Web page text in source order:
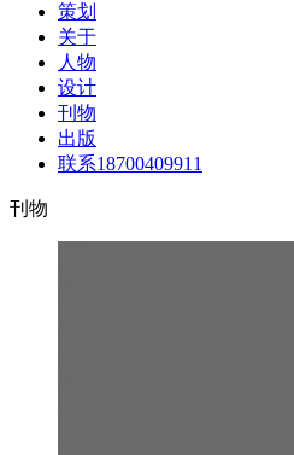
策划
关于
人物
设计
刊物
出版
联系18700409911
刊物